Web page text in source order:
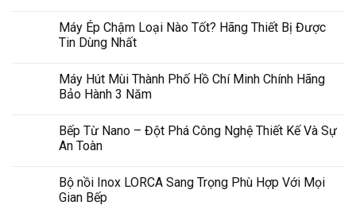
Máy Ép Chậm Loại Nào Tốt? Hãng Thiết Bị Được
Tin Dùng Nhất
Máy Hút Mùi Thành Phố Hồ Chí Minh Chính Hãng
Bảo Hành 3 Năm
Bếp Từ Nano – Đột Phá Công Nghệ Thiết Kế Và Sự
An Toàn
Bộ nồi Inox LORCA Sang Trọng Phù Hợp Với Mọi
Gian Bếp